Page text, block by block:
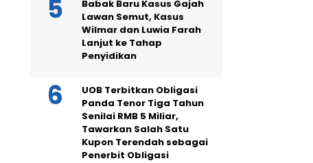
Babak Baru Kasus Gajah
Lawan Semut, Kasus
Wilmar dan Luwia Farah
Lanjut ke Tahap
Penyidikan
UOB Terbitkan Obligasi
Panda Tenor Tiga Tahun
Senilai RMB 5 Miliar,
Tawarkan Salah Satu
Kupon Terendah sebagai
Penerbit Obligasi